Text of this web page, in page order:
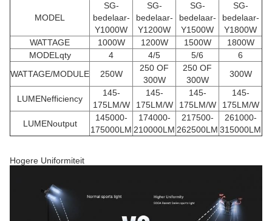
MODEL
SG-
bedelaar-
Y1000W
SG-
bedelaar-
Y1200W
SG-
bedelaar-
Y1500W
SG-
bedelaar-
Y1800W
WATTAGE
1000W 1200W 1500W
1800W
MODELqty
4 4/5 5/6
6
WATTAGE/MODULE
250W
250 OF
300W
250 OF
300W
300W
LUMENefficiency
145-
175LM/W
145-
175LM/W
145-
175LM/W
145-
175LM/W
LUMENoutput
145000-
175000LM
174000-
210000LM
217500-
262500LM
261000-
315000LM
Hogere Uniformiteit